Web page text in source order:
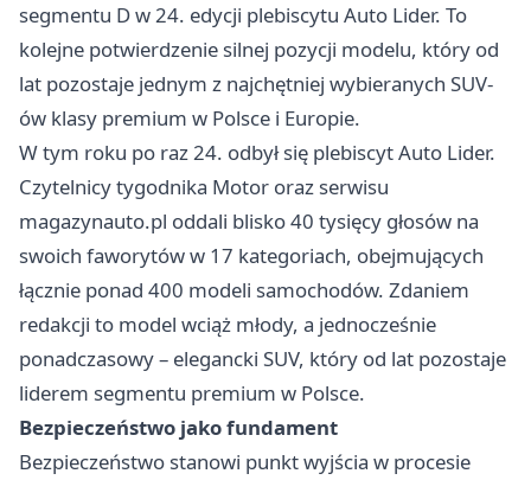
segmentu D w 24. edycji plebiscytu Auto Lider. To
kolejne potwierdzenie silnej pozycji modelu, który od
lat pozostaje jednym z najchętniej wybieranych SUV-
ów klasy premium w Polsce i Europie.
W tym roku po raz 24. odbył się plebiscyt Auto Lider.
Czytelnicy tygodnika Motor oraz serwisu
magazynauto.pl oddali blisko 40 tysięcy głosów na
swoich faworytów w 17 kategoriach, obejmujących
łącznie ponad 400 modeli samochodów. Zdaniem
redakcji to model wciąż młody, a jednocześnie
ponadczasowy – elegancki SUV, który od lat pozostaje
liderem segmentu premium w Polsce.
Bezpieczeństwo jako fundament
Bezpieczeństwo stanowi punkt wyjścia w procesie